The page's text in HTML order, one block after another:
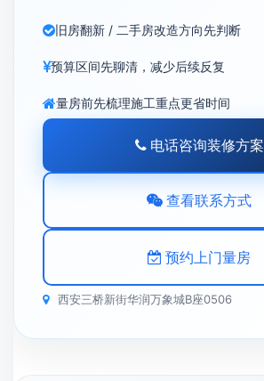
旧房翻新 / 二手房改造方向先判断
预算区间先聊清，减少后续反复
量房前先梳理施工重点更省时间
电话咨询装修方案
查看联系方式
预约上门量房
西安三桥新街华润万象城B座0506